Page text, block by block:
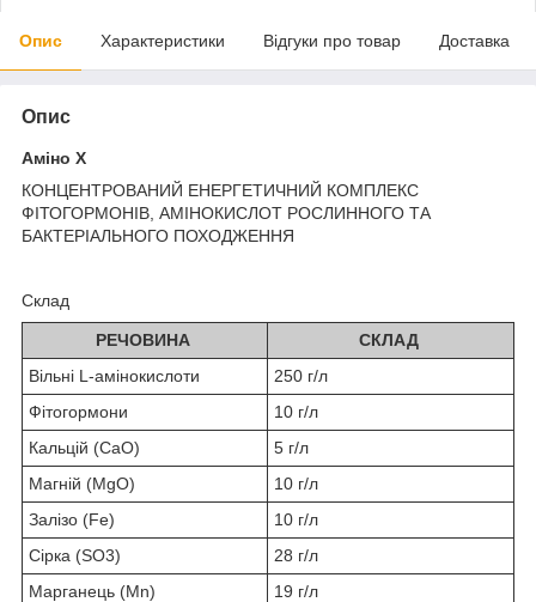
Опис Характеристики Відгуки про товар Доставка
Опис
Аміно Х
КОНЦЕНТРОВАНИЙ ЕНЕРГЕТИЧНИЙ КОМПЛЕКС
ФІТОГОРМОНІВ, АМІНОКИСЛОТ РОСЛИННОГО ТА
БАКТЕРІАЛЬНОГО ПОХОДЖЕННЯ
Склад
РЕЧОВИНА
СКЛАД
Вільні L-амінокислоти
250 г/л
Фітогормони
10 г/л
Кальцій (СаО)
5 г/л
Магній (MgO)
10 г/л
Залізо (Fe)
10 г/л
Сірка (SO3)
28 г/л
Марганець (Mn)
19 г/л